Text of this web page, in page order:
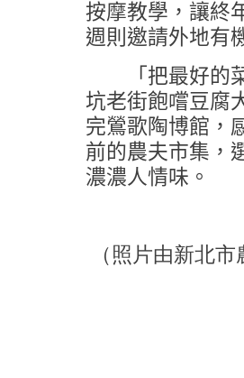
按摩教學，讓終
週則邀請外地有
「把最好的菜
坑老街飽嚐豆腐
完鶯歌陶博館，
前的農夫市集，
濃濃人情味。
（照片由新北